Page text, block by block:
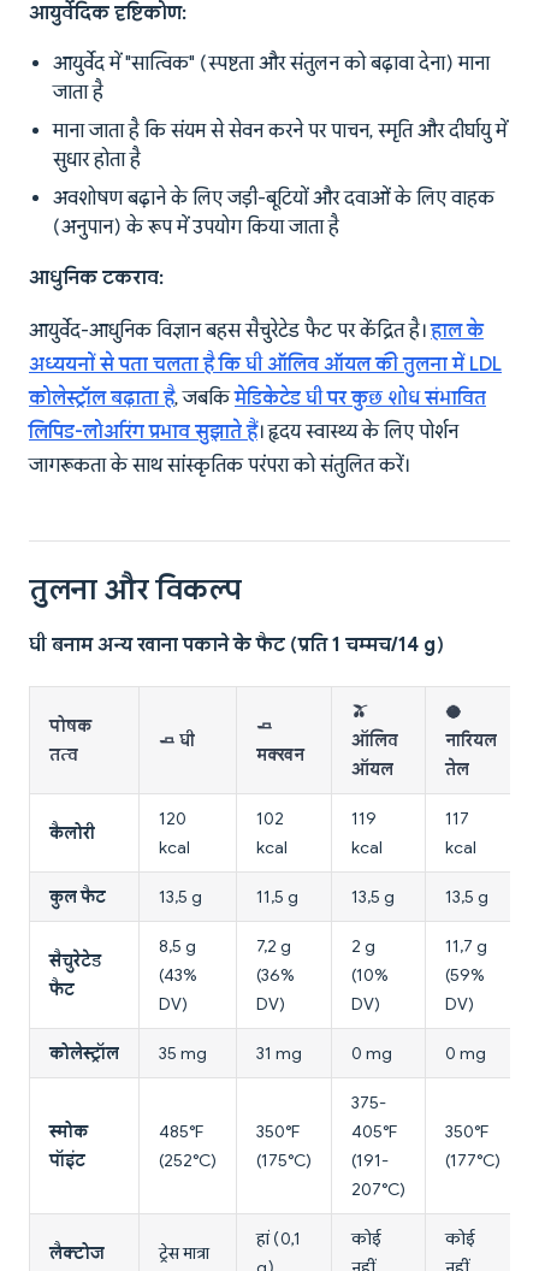
आयुर्वेदिक दृष्टिकोण:
आयुर्वेद में "सात्विक" (स्पष्टता और संतुलन को बढ़ावा देना) माना
जाता है
माना जाता है कि संयम से सेवन करने पर पाचन, स्मृति और दीर्घायु में
सुधार होता है
अवशोषण बढ़ाने के लिए जड़ी-बूटियों और दवाओं के लिए वाहक
(अनुपान) के रूप में उपयोग किया जाता है
आधुनिक टकराव:
आयुर्वेद-आधुनिक विज्ञान बहस सैचुरेटेड फैट पर केंद्रित है।हाल के
अध्ययनों से पता चलता है कि घी ऑलिव ऑयल की तुलना में LDL
कोलेस्ट्रॉल बढ़ाता है, जबकिमेडिकेटेड घी पर कुछ शोध संभावित
लिपिड-लोअरिंग प्रभाव सुझाते हैं। हृदय स्वास्थ्य के लिए पोर्शन
जागरूकता के साथ सांस्कृतिक परंपरा को संतुलित करें।
तुलना और विकल्प
घी बनाम अन्य खाना पकाने के फैट (प्रति 1 चम्मच/14 g)
पोषक
तत्व
🧈 घी
🧈
मक्खन
🫒
ऑलिव
ऑयल
🥥
नारियल
तेल
कैलोरी
120
kcal
102
kcal
119
kcal
117
kcal
कुल फैट 13,5 g 11,5 g 13,5 g 13,5 g
सैचुरेटेड
फैट
8,5 g
(43%
DV)
7,2 g
(36%
DV)
2 g
(10%
DV)
11,7 g
(59%
DV)
कोलेस्ट्रॉल 35 mg 31 mg 0 mg 0 mg
स्मोक
पॉइंट
485°F
(252°C)
350°F
(175°C)
375-
405°F
(191-
207°C)
350°F
(177°C)
लैक्टोज ट्रेस मात्रा
हां (0,1
कोई
कोई